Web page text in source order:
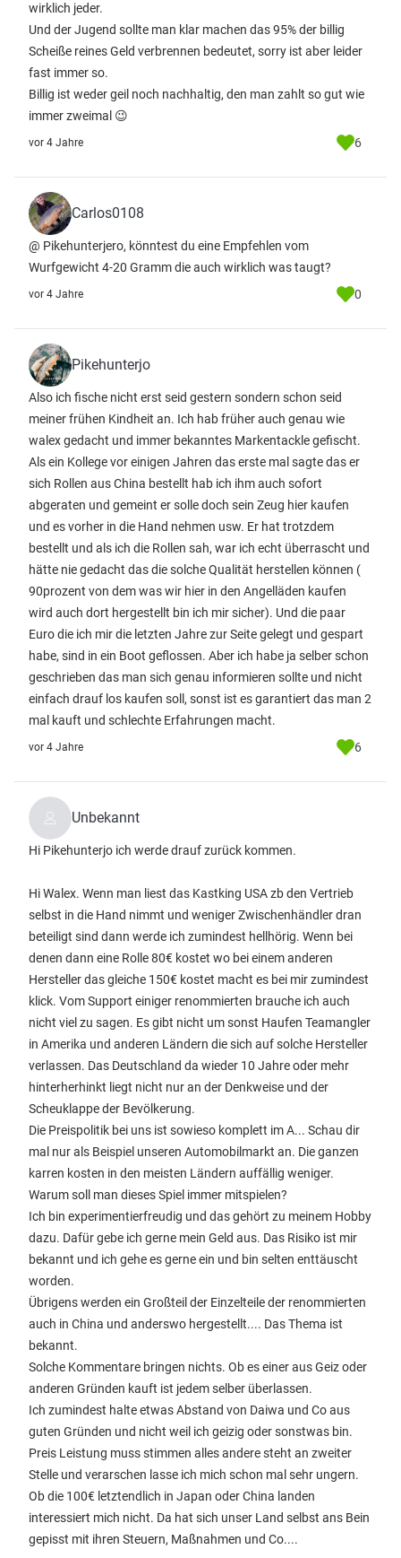
wirklich jeder.
Und der Jugend sollte man klar machen das 95% der billig
Scheiße reines Geld verbrennen bedeutet, sorry ist aber leider
fast immer so.
Billig ist weder geil noch nachhaltig, den man zahlt so gut wie
immer zweimal 😉
vor 4 Jahre 6
Carlos0108
@ Pikehunterjero, könntest du eine Empfehlen vom
Wurfgewicht 4-20 Gramm die auch wirklich was taugt?
vor 4 Jahre 0
Pikehunterjo
Also ich fische nicht erst seid gestern sondern schon seid
meiner frühen Kindheit an. Ich hab früher auch genau wie
walex gedacht und immer bekanntes Markentackle gefischt.
Als ein Kollege vor einigen Jahren das erste mal sagte das er
sich Rollen aus China bestellt hab ich ihm auch sofort
abgeraten und gemeint er solle doch sein Zeug hier kaufen
und es vorher in die Hand nehmen usw. Er hat trotzdem
bestellt und als ich die Rollen sah, war ich echt überrascht und
hätte nie gedacht das die solche Qualität herstellen können (
90prozent von dem was wir hier in den Angelläden kaufen
wird auch dort hergestellt bin ich mir sicher). Und die paar
Euro die ich mir die letzten Jahre zur Seite gelegt und gespart
habe, sind in ein Boot geflossen. Aber ich habe ja selber schon
geschrieben das man sich genau informieren sollte und nicht
einfach drauf los kaufen soll, sonst ist es garantiert das man 2
mal kauft und schlechte Erfahrungen macht.
vor 4 Jahre 6
Unbekannt
Hi Pikehunterjo ich werde drauf zurück kommen.
Hi Walex. Wenn man liest das Kastking USA zb den Vertrieb
selbst in die Hand nimmt und weniger Zwischenhändler dran
beteiligt sind dann werde ich zumindest hellhörig. Wenn bei
denen dann eine Rolle 80€ kostet wo bei einem anderen
Hersteller das gleiche 150€ kostet macht es bei mir zumindest
klick. Vom Support einiger renommierten brauche ich auch
nicht viel zu sagen. Es gibt nicht um sonst Haufen Teamangler
in Amerika und anderen Ländern die sich auf solche Hersteller
verlassen. Das Deutschland da wieder 10 Jahre oder mehr
hinterherhinkt liegt nicht nur an der Denkweise und der
Scheuklappe der Bevölkerung.
Die Preispolitik bei uns ist sowieso komplett im A... Schau dir
mal nur als Beispiel unseren Automobilmarkt an. Die ganzen
karren kosten in den meisten Ländern auffällig weniger.
Warum soll man dieses Spiel immer mitspielen?
Ich bin experimentierfreudig und das gehört zu meinem Hobby
dazu. Dafür gebe ich gerne mein Geld aus. Das Risiko ist mir
bekannt und ich gehe es gerne ein und bin selten enttäuscht
worden.
Übrigens werden ein Großteil der Einzelteile der renommierten
auch in China und anderswo hergestellt.... Das Thema ist
bekannt.
Solche Kommentare bringen nichts. Ob es einer aus Geiz oder
anderen Gründen kauft ist jedem selber überlassen.
Ich zumindest halte etwas Abstand von Daiwa und Co aus
guten Gründen und nicht weil ich geizig oder sonstwas bin.
Preis Leistung muss stimmen alles andere steht an zweiter
Stelle und verarschen lasse ich mich schon mal sehr ungern.
Ob die 100€ letztendlich in Japan oder China landen
interessiert mich nicht. Da hat sich unser Land selbst ans Bein
gepisst mit ihren Steuern, Maßnahmen und Co....